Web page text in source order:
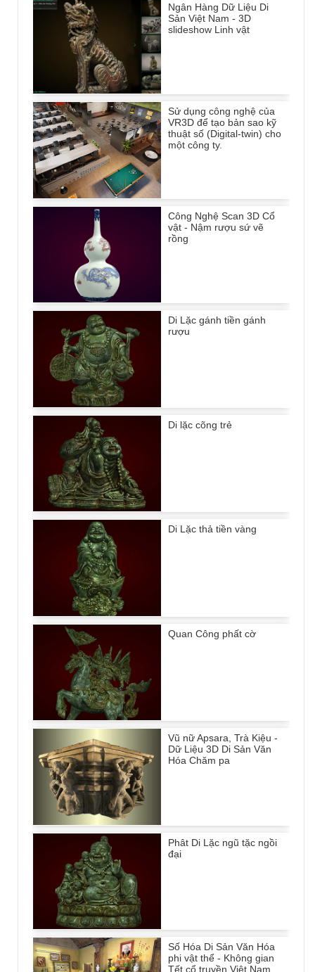
Ngân Hàng Dữ Liệu Di
Sản Việt Nam - 3D
slideshow Linh vật
Sử dụng công nghệ của
VR3D để tạo bản sao kỹ
thuật số (Digital-twin) cho
một công ty.
Công Nghệ Scan 3D Cổ
vật - Nậm rượu sứ vẽ
rồng
Di Lặc gánh tiền gánh
rượu
Di lặc cõng trẻ
Di Lặc thả tiền vàng
Quan Công phất cờ
Vũ nữ Apsara, Trà Kiệu -
Dữ Liệu 3D Di Sản Văn
Hóa Chăm pa
Phât Di Lặc ngũ tặc ngồi
đại
Số Hóa Di Sản Văn Hóa
phi vật thể - Không gian
Tết cổ truyền Việt Nam